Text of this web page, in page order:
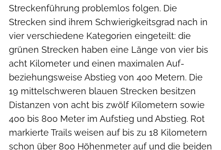
Streckenführung problemlos folgen. Die
Strecken sind ihrem Schwierigkeitsgrad nach in
vier verschiedene Kategorien eingeteilt: die
grünen Strecken haben eine Länge von vier bis
acht Kilometer und einen maximalen Auf-
beziehungsweise Abstieg von 400 Metern. Die
19 mittelschweren blauen Strecken besitzen
Distanzen von acht bis zwölf Kilometern sowie
400 bis 800 Meter im Aufstieg und Abstieg. Rot
markierte Trails weisen auf bis zu 18 Kilometern
schon über 800 Höhenmeter auf und die beiden